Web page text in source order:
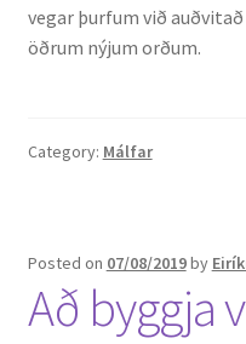
vegar þurfum við
öðrum nýjum orðum.
Category: Málfar
Posted on 07/08/2019by
Að byggja